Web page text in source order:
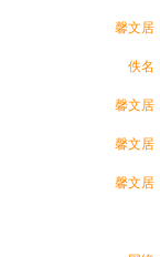
馨文居
佚名
馨文居
馨文居
馨文居